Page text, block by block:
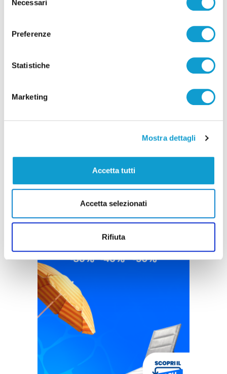
delNecessari
Preferenze
Statistiche
Marketing
Mostra dettagli
Accetta tutti
Accetta selezionati
Rifiuta